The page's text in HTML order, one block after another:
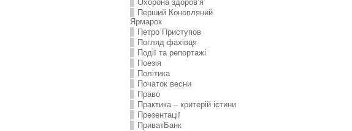
Охорона здоров’я
Перший Конопляний
Ярмарок
Петро Приступов
Погляд фахівця
Події та репортажі
Поезія
Політика
Початок весни
Право
Практика – критерій істини
Презентації
ПриватБанк